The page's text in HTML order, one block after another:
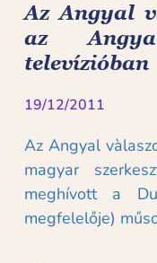
Az Angyal
az
televízióban
19/12/2011
Az Angyal
magyar
meghívott a
megfelelője)